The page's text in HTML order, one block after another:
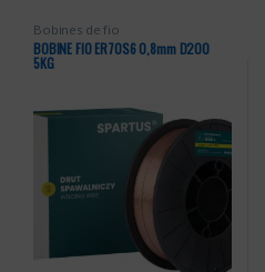
Bobines de fio
BOBINE FIO ER70S6 0,8mm D200
5KG